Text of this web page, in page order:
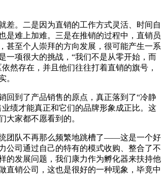
。二是因为直销的工作方式灵活、时间自
是难上加难。三是在推销的过程中，直销员
甚至个人崇拜的方向发展，很可能产生一系
一项很大的挑战，“我们不是从零开始，而
然存在，并且他们往往打着直销的旗号，
。
到了产品销售的原点，真正落到了“冷静
绩才能真正和它们的品牌形象成正比。这
家都不愿看到的。
团队不再那么频繁地跳槽了——这是一个好
公司通过自己的特有的模式收购、整合了不
的发展问题，我们康力作为孵化器来扶持他
直销公司，这也是很好的一种现象，毕竟中